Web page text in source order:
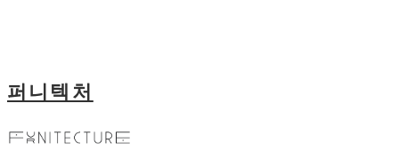
퍼니텍처